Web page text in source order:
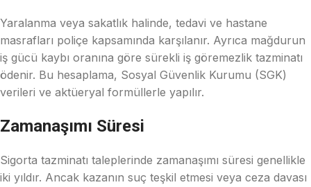
Yaralanma veya sakatlık halinde, tedavi ve hastane
masrafları poliçe kapsamında karşılanır. Ayrıca mağdurun
iş gücü kaybı oranına göre sürekli iş göremezlik tazminatı
ödenir. Bu hesaplama, Sosyal Güvenlik Kurumu (SGK)
verileri ve aktüeryal formüllerle yapılır.
Zamanaşımı Süresi
Sigorta tazminatı taleplerinde zamanaşımı süresi genellikle
iki yıldır. Ancak kazanın suç teşkil etmesi veya ceza davası